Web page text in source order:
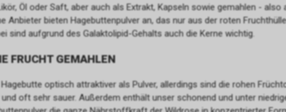
Öl oder Saft, aber auch als Extrakt, Kapseln sowie gemahlen - also
Anbieter bieten Hagebuttenpulver an, das nur aus der roten
sind aufgrund des Galaktolipid-Gehalts auch die Kerne wichtig.
FRUCHT GEMAHLEN
optisch attraktiver als Pulver, allerdings sind die rohen
oft sehr sauer. Außerdem enthält unser schonend und unter